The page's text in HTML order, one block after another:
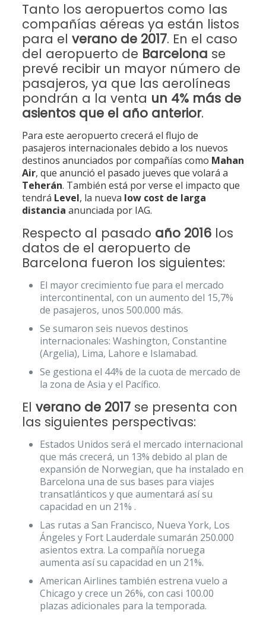
Tanto los aeropuertos como las
compañías aéreas ya están listos
para el verano de 2017. En el caso
del aeropuerto de Barcelona se
prevé recibir un mayor número de
pasajeros, ya que las aerolíneas
pondrán a la venta un 4% más de
asientos que el año anterior.
Para este aeropuerto crecerá el flujo de
pasajeros internacionales debido a los nuevos
destinos anunciados por compañías como Mahan
Air, que anunció el pasado jueves que volará a
Teherán. También está por verse el impacto que
tendrá Level, la nueva low cost de larga
distancia anunciada por IAG.
Respecto al pasado año 2016los
datos de el aeropuerto de
Barcelona fueron los siguientes:
El mayor crecimiento fue para el mercado
intercontinental, con un aumento del 15,7%
de pasajeros, unos 500.000 más.
Se sumaron seis nuevos destinos
internacionales: Washington, Constantine
(Argelia), Lima, Lahore e Islamabad.
Se gestiona el 44% de la cuota de mercado de
la zona de Asia y el Pacífico.
El verano de 2017se presenta con
las siguientes perspectivas:
Estados Unidos será el mercado internacional
que más crecerá, un 13% debido al plan de
expansión de Norwegian, que ha instalado en
Barcelona una de sus bases para viajes
transatlánticos y que aumentará así su
capacidad en un 21% .
Las rutas a San Francisco, Nueva York, Los
Ángeles y Fort Lauderdale sumarán 250.000
asientos extra. La compañía noruega
aumenta así su capacidad en un 21%.
American Airlines también estrena vuelo a
Chicago y crece un 26%, con casi 100.00
plazas adicionales para la temporada.